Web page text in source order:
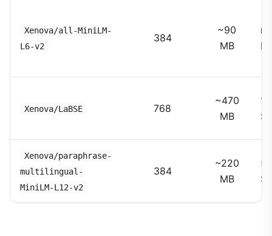
Xenova/all-MiniLM-
L6-v2
384
~90
MB
Xenova/LaBSE 768
~470
MB
Xenova/paraphrase-
multilingual-
MiniLM-L12-v2
384
~220
MB